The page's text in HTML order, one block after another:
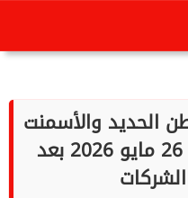
الحديد والأسمنت
اليوم في مصر الثلاثاء 26 مايو 2026 بعد